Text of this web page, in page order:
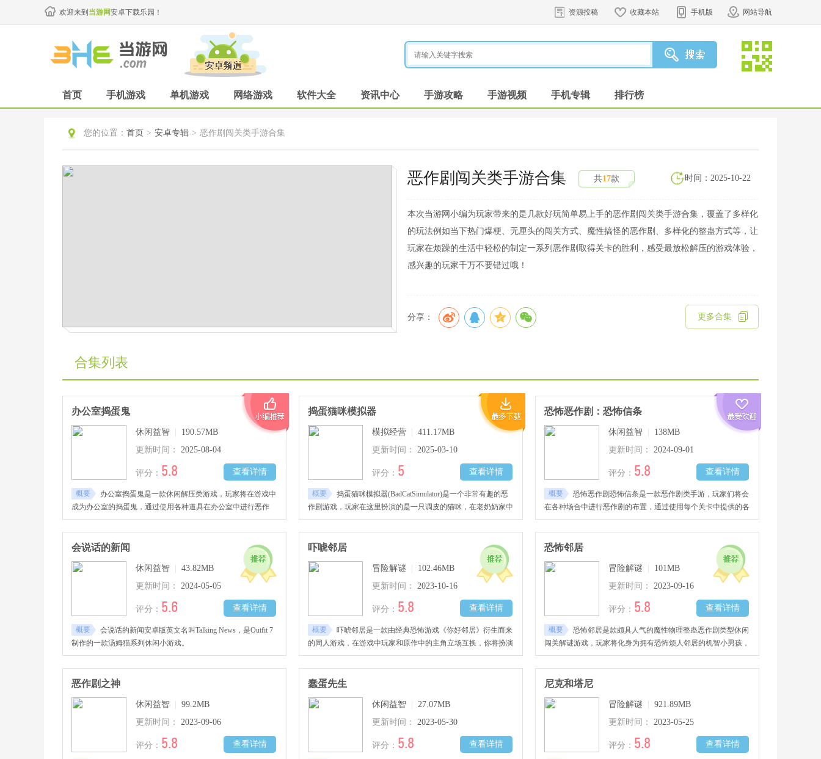
欢迎来到 当游网安卓下载乐园！ 资源投稿 收藏本站 手机版 网站导航
首页 手机游戏 单机游戏 网络游戏 软件大全 资讯中心 手游攻略 手游视频 手机专辑 排行榜
您的位置： 首页 > 安卓专辑 > 恶作剧闯关类手游合集
恶作剧闯关类手游合集 共17款 时间：2025-10-22
本次当游网小编为玩家带来的是几款好玩简单易上手的恶作剧闯关类手游合集，覆盖了多样化
的玩法例如当下热门爆梗、无厘头的闯关方式、魔性搞怪的恶作剧、多样化的整蛊方式等，让
玩家在烦躁的生活中轻松的制定一系列恶作剧取得关卡的胜利，感受最放松解压的游戏体验，
感兴趣的玩家千万不要错过哦！
分享： 更多合集
合集列表
办公室捣蛋鬼
休闲益智
190.57MB
更新时间：
2025-08-04
查看详情
评分： 5.8
概要
办公室捣蛋鬼是一款休闲解压类游戏，玩家将在游戏中
成为办公室的捣蛋鬼，通过使用各种道具在办公室中进行恶作
剧。
捣蛋猫咪模拟器
模拟经营
411.17MB
更新时间：
2025-03-10
查看详情
评分： 5
概要
捣蛋猫咪模拟器(BadCatSimulator)是一个非常有趣的恶
作剧游戏，玩家在这里扮演的是一只调皮的猫咪，在老奶奶家中
自由探索并实施各种恶作剧
恐怖恶作剧：恐怖信条
休闲益智
138MB
更新时间：
2024-09-01
查看详情
评分： 5.8
概要
恐怖恶作剧恐怖信条是一款恶作剧类手游，玩家们将会
在各种场合中进行恶作剧的布置，通过使用每个关卡中提供的各
种道具，策划出一场完美的恐怖恶作剧。
会说话的新闻
休闲益智
43.82MB
更新时间：
2024-05-05
查看详情
评分： 5.6
概要
会说话的新闻安卓版英文名叫Talking News，是Outfit 7
制作的一款汤姆猫系列休闲小游戏。
吓唬邻居
冒险解谜
102.46MB
更新时间：
2023-10-16
查看详情
评分： 5.8
概要
吓唬邻居是一款由经典恐怖游戏《你好邻居》衍生而来
的同人游戏，在游戏中玩家和原作中的主角立场互换，你将扮演
吓人的邻居对前来的小男孩进行抓捕。
恐怖邻居
冒险解谜
101MB
更新时间：
2023-09-16
查看详情
评分： 5.8
概要
恐怖邻居是款颇具人气的魔性物理整蛊恶作剧类型休闲
闯关解谜游戏，玩家将化身为拥有恐怖烦人邻居的机智小男孩，
为了自己亲朋好友的舒适日子，而前往隔壁邻居家进行恶作剧。
恶作剧之神
休闲益智
99.2MB
更新时间：
2023-09-06
查看详情
评分： 5.8
蠢蛋先生
休闲益智
27.07MB
更新时间：
2023-05-30
查看详情
评分： 5.8
尼克和塔尼
冒险解谜
921.89MB
更新时间：
2023-05-25
查看详情
评分： 5.8